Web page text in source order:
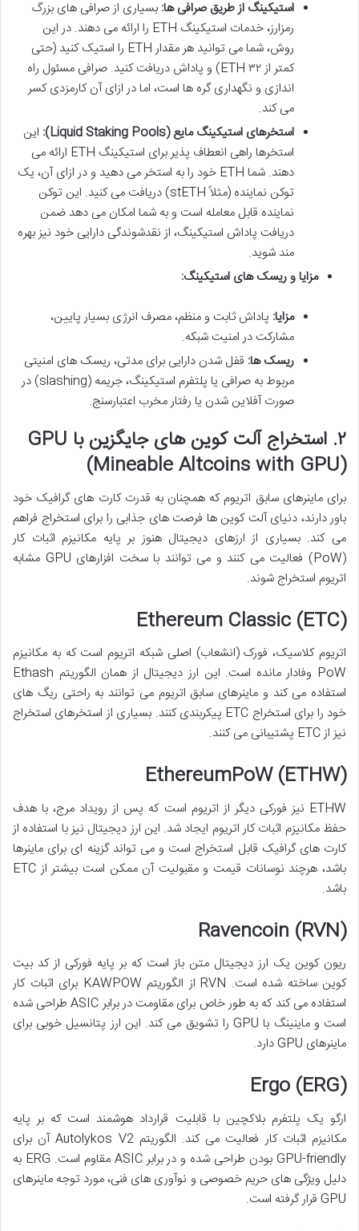
استیکینگ از طریق صرافی ها: بسیاری از صرافی های بزرگ
رمزارز، خدمات استیکینگ ETH را ارائه می دهند. در این
روش، شما می توانید هر مقدار ETH را استیک کنید (حتی
کمتر از ۳۲ ETH) و پاداش دریافت کنید. صرافی مسئول راه
اندازی و نگهداری گره ها است، اما در ازای آن کارمزدی کسر
می کند.
استخرهای استیکینگ مایع (Liquid Staking Pools):
این
استخرها راهی انعطاف پذیر برای استیکینگ ETH ارائه می
دهند. شما ETH خود را به استخر می دهید و در ازای آن، یک
توکن نماینده (مثلاً stETH) دریافت می کنید. این توکن
نماینده قابل معامله است و به شما امکان می دهد ضمن
دریافت پاداش استیکینگ، از نقدشوندگی دارایی خود نیز بهره
مند شوید.
مزایا و ریسک های استیکینگ:
مزایا: پاداش ثابت و منظم، مصرف انرژی بسیار پایین،
مشارکت در امنیت شبکه.
ریسک ها: قفل شدن دارایی برای مدتی، ریسک های امنیتی
مربوط به صرافی یا پلتفرم استیکینگ، جریمه (slashing) در
صورت آفلاین شدن یا رفتار مخرب اعتبارسنج.
۲. استخراج آلت کوین های جایگزین با GPU
(Mineable Altcoins with GPU)
برای ماینرهای سابق اتریوم که همچنان به قدرت کارت های گرافیک خود
باور دارند، دنیای آلت کوین ها فرصت های جذابی را برای استخراج فراهم
می کند. بسیاری از ارزهای دیجیتال هنوز بر پایه مکانیزم اثبات کار
(PoW) فعالیت می کنند و می توانند با سخت افزارهای GPU مشابه
اتریوم استخراج شوند.
Ethereum Classic (ETC)
اتریوم کلاسیک، فورک (انشعاب) اصلی شبکه اتریوم است که به مکانیزم
PoW وفادار مانده است. این ارز دیجیتال از همان الگوریتم Ethash
استفاده می کند و ماینرهای سابق اتریوم می توانند به راحتی ریگ های
خود را برای استخراج ETC پیکربندی کنند. بسیاری از استخرهای استخراج
نیز از ETC پشتیبانی می کنند.
EthereumPoW (ETHW)
ETHW نیز فورکی دیگر از اتریوم است که پس از رویداد مرج، با هدف
حفظ مکانیزم اثبات کار اتریوم ایجاد شد. این ارز دیجیتال نیز با استفاده از
کارت های گرافیک قابل استخراج است و می تواند گزینه ای برای ماینرها
باشد، هرچند نوسانات قیمت و مقبولیت آن ممکن است بیشتر از ETC
باشد.
Ravencoin (RVN)
ریون کوین یک ارز دیجیتال متن باز است که بر پایه فورکی از کد بیت
کوین ساخته شده است. RVN از الگوریتم KAWPOW برای اثبات کار
استفاده می کند که به طور خاص برای مقاومت در برابر ASIC طراحی شده
است و ماینینگ با GPU را تشویق می کند. این ارز پتانسیل خوبی برای
ماینرهای GPU دارد.
Ergo (ERG)
ارگو یک پلتفرم بلاکچین با قابلیت قرارداد هوشمند است که بر پایه
مکانیزم اثبات کار فعالیت می کند. الگوریتم Autolykos V2 آن برای
GPU-friendly بودن طراحی شده و در برابر ASIC مقاوم است. ERG به
دلیل ویژگی های حریم خصوصی و نوآوری های فنی، مورد توجه ماینرهای
GPU قرار گرفته است.